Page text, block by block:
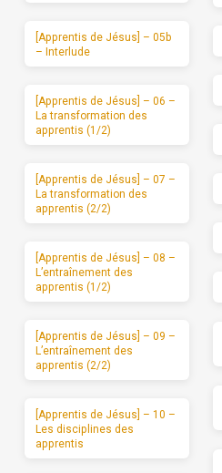
[Apprentis de Jésus] – 05b
– Interlude
[Apprentis de Jésus] – 06 –
La transformation des
apprentis (1/2)
[Apprentis de Jésus] – 07 –
La transformation des
apprentis (2/2)
[Apprentis de Jésus] – 08 –
L’entraînement des
apprentis (1/2)
[Apprentis de Jésus] – 09 –
L’entraînement des
apprentis (2/2)
[Apprentis de Jésus] – 10 –
Les disciplines des
apprentis